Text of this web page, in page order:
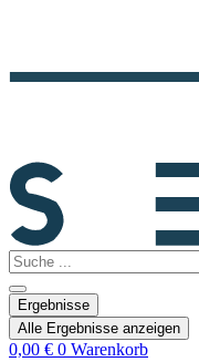
Search
...
Ergebnisse
Alle Ergebnisse anzeigen
0,00 € 0 Warenkorb